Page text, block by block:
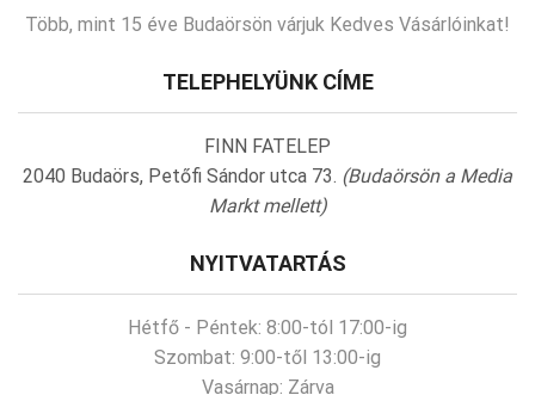
Több, mint 15 éve Budaörsön várjuk Kedves Vásárlóinkat!
TELEPHELYÜNK CÍME
FINN FATELEP
2040 Budaörs, Petőfi Sándor utca 73. (Budaörsön a Media
Markt mellett)
NYITVATARTÁS
Hétfő - Péntek: 8:00-tól 17:00-ig
Szombat: 9:00-től 13:00-ig
Vasárnap: Zárva